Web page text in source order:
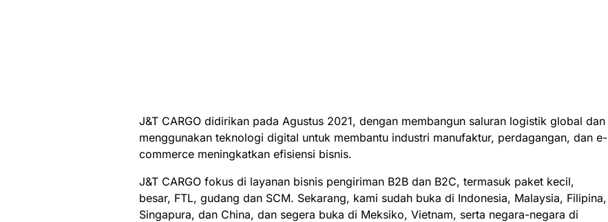
J&T CARGO didirikan pada Agustus 2021, dengan membangun saluran logistik global dan
menggunakan teknologi digital untuk membantu industri manufaktur, perdagangan, dan e-
commerce meningkatkan efisiensi bisnis.
J&T CARGO fokus di layanan bisnis pengiriman B2B dan B2C, termasuk paket kecil,
besar, FTL, gudang dan SCM. Sekarang, kami sudah buka di Indonesia, Malaysia, Filipina,
Singapura, dan China, dan segera buka di Meksiko, Vietnam, serta negara-negara di